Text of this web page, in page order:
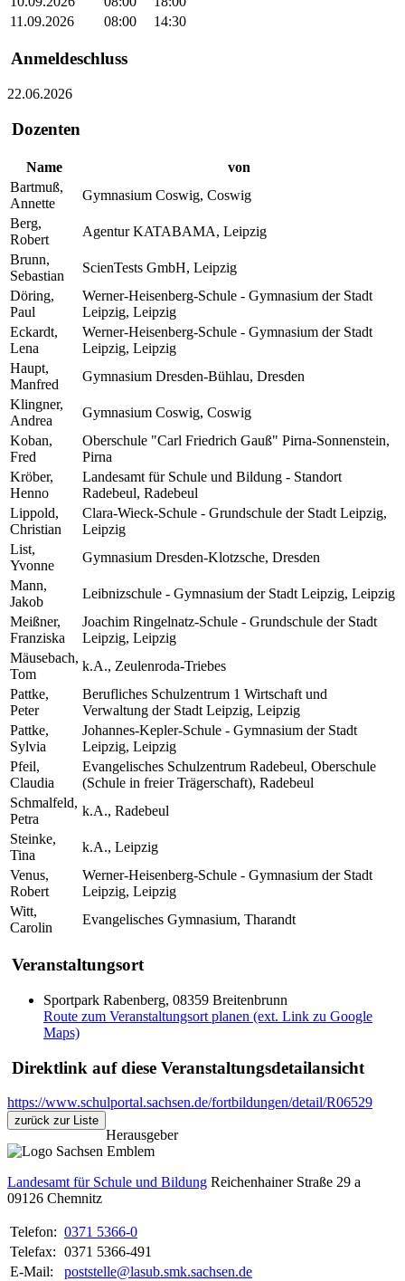
11.09.2026
08:00 14:30
Anmeldeschluss
22.06.2026
Dozenten
Name
von
Bartmuß,
Annette
Gymnasium Coswig, Coswig
Berg,
Robert
Agentur KATABAMA, Leipzig
Brunn,
Sebastian
ScienTests GmbH, Leipzig
Döring,
Paul
Werner-Heisenberg-Schule - Gymnasium der Stadt
Leipzig, Leipzig
Eckardt,
Lena
Werner-Heisenberg-Schule - Gymnasium der Stadt
Leipzig, Leipzig
Haupt,
Manfred
Gymnasium Dresden-Bühlau, Dresden
Klingner,
Andrea
Gymnasium Coswig, Coswig
Koban,
Fred
Oberschule "Carl Friedrich Gauß" Pirna-Sonnenstein,
Pirna
Kröber,
Henno
Landesamt für Schule und Bildung - Standort
Radebeul, Radebeul
Lippold,
Christian
Clara-Wieck-Schule - Grundschule der Stadt Leipzig,
Leipzig
List,
Yvonne
Gymnasium Dresden-Klotzsche, Dresden
Mann,
Jakob
Leibnizschule - Gymnasium der Stadt Leipzig, Leipzig
Meißner,
Franziska
Joachim Ringelnatz-Schule - Grundschule der Stadt
Leipzig, Leipzig
Mäusebach,
Tom
k.A., Zeulenroda-Triebes
Pattke,
Peter
Berufliches Schulzentrum 1 Wirtschaft und
Verwaltung der Stadt Leipzig, Leipzig
Pattke,
Sylvia
Johannes-Kepler-Schule - Gymnasium der Stadt
Leipzig, Leipzig
Pfeil,
Claudia
Evangelisches Schulzentrum Radebeul, Oberschule
(Schule in freier Trägerschaft), Radebeul
Schmalfeld,
Petra
k.A., Radebeul
Steinke,
Tina
k.A., Leipzig
Venus,
Robert
Werner-Heisenberg-Schule - Gymnasium der Stadt
Leipzig, Leipzig
Witt,
Carolin
Evangelisches Gymnasium, Tharandt
Veranstaltungsort
Sportpark Rabenberg, 08359 Breitenbrunn
Route zum Veranstaltungsort planen (ext. Link zu Google
Maps)
Direktlink auf diese Veranstaltungsdetailansicht
https://www.schulportal.sachsen.de/fortbildungen/detail/R06529
zurück zur Liste
Herausgeber
Landesamt für Schule und Bildung Reichenhainer Straße 29 a
09126 Chemnitz
Telefon: 0371 5366-0
Telefax: 0371 5366-491
E-Mail:
poststelle@lasub.smk.sachsen.de